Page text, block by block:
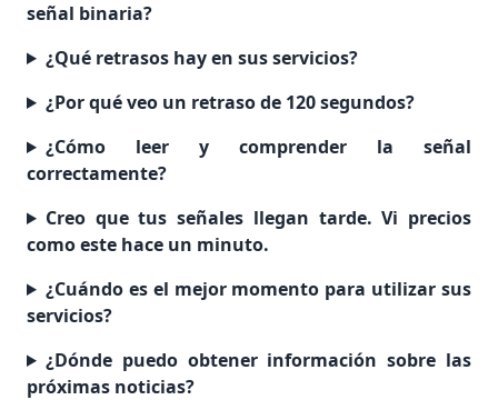
señal binaria?
¿Qué retrasos hay en sus servicios?
¿Por qué veo un retraso de 120 segundos?
¿Cómo leer y comprender la señal
correctamente?
Creo que tus señales llegan tarde. Vi precios
como este hace un minuto.
¿Cuándo es el mejor momento para utilizar sus
servicios?
¿Dónde puedo obtener información sobre las
próximas noticias?